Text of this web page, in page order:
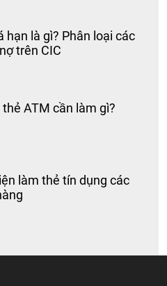
hạn là gì? Phân loại các
trên CIC
ATM cần làm gì?
làm thẻ tín dụng các